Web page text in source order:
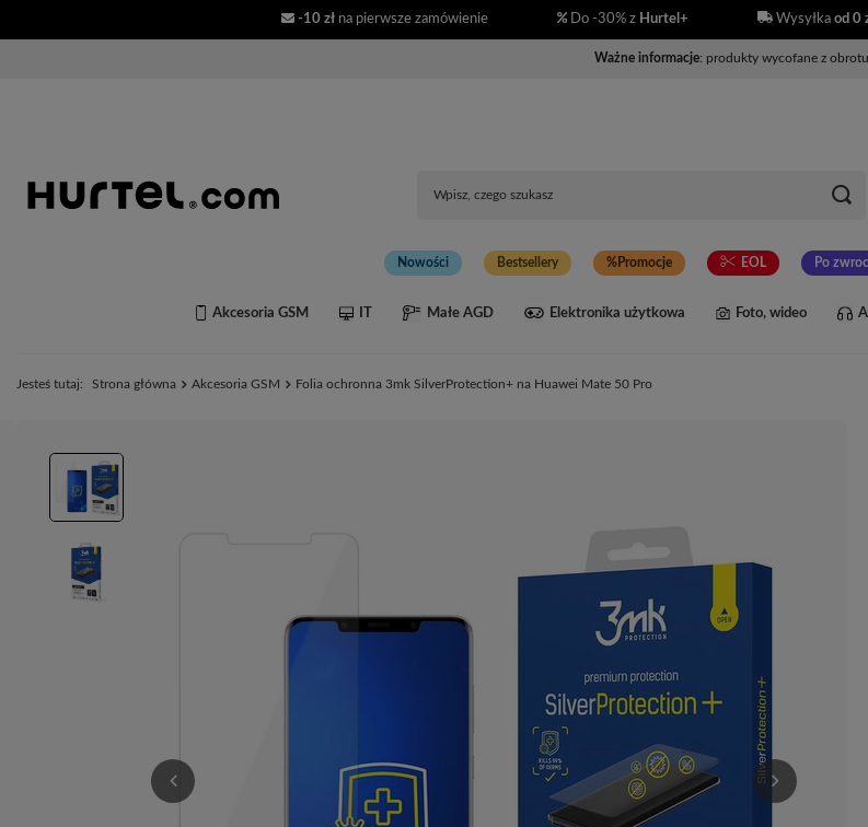
-10 zł na pierwsze zamówienie Do -30% z Hurtel+ Wysyłka od 0
Ważne informacje: produkty wycofane z
Nowości Bestsellery Promocje EOL Po
Akcesoria GSM IT Małe AGD Elektronika użytkowa Foto, wideo
Jesteś tutaj: Strona główna Akcesoria GSM Folia ochronna 3mk SilverProtection+ na Huawei Mate 50 Pro